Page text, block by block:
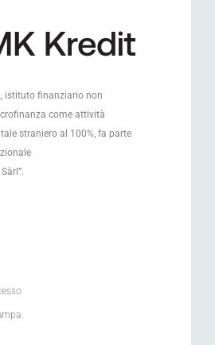
, istituto finanziario non
come attività
straniero al 100%, fa parte